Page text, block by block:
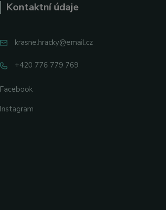
Kontaktní údaje
krasne.hracky@email.cz
+420 776 779 769
Facebook
Instagram